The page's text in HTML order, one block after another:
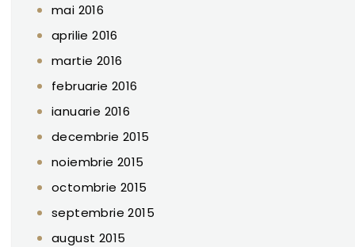
mai 2016
aprilie 2016
martie 2016
februarie 2016
ianuarie 2016
decembrie 2015
noiembrie 2015
octombrie 2015
septembrie 2015
august 2015